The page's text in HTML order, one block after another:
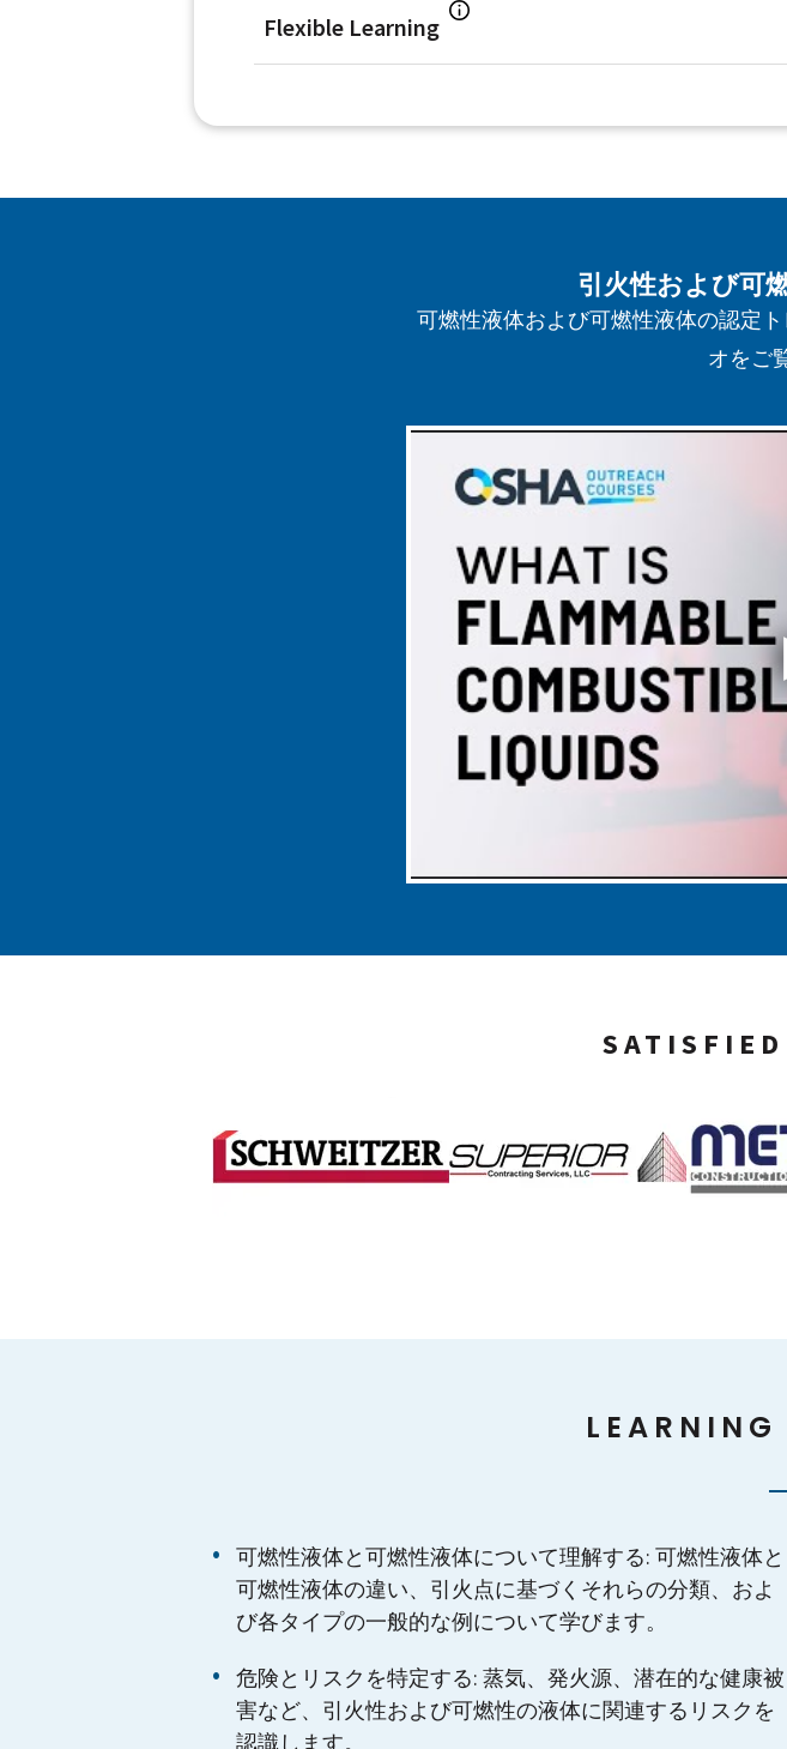
Flexible Learning
引火性および可
可燃性液体および可燃性液体の認定
オをご
SATISFIED
可燃性液体と可燃性液体について理解する: 可燃性液体と
可燃性液体の違い、引火点に基づくそれらの分類、およ
び各タイプの一般的な例について学びます。
危険とリスクを特定する: 蒸気、発火源、潜在的な健康被
害など、引火性および可燃性の液体に関連するリスクを
認識します。